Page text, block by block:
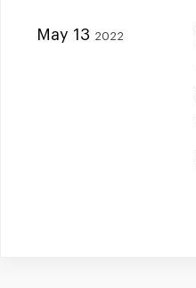
May 13 2022